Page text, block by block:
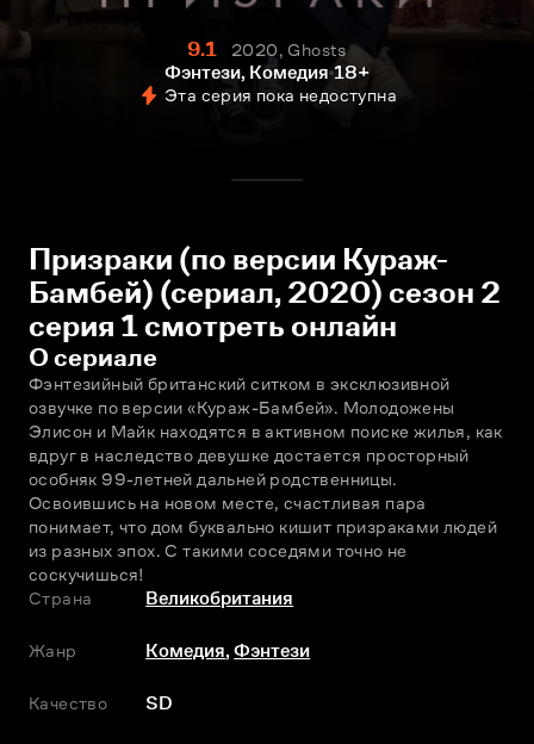
9.1
2020, Ghosts
Фэнтези, Комедия 18+
Эта серия пока недоступна
Призраки (по версии Кураж-
Бамбей) (сериал, 2020) сезон 2
серия 1 смотреть онлайн
О сериале
Фэнтезийный британский ситком в эксклюзивной
озвучке по версии «Кураж-Бамбей». Молодожены
Элисон и Майк находятся в активном поиске жилья, как
вдруг в наследство девушке достается просторный
особняк 99-летней дальней родственницы.
Освоившись на новом месте, счастливая пара
понимает, что дом буквально кишит призраками людей
из разных эпох. С такими соседями точно не
соскучишься!
Страна
Великобритания
Жанр Комедия,Фэнтези
Качество SD